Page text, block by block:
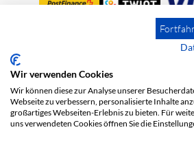
Impression
Protection des données
Wir verwenden Cookies
Wir können diese zur Analyse unserer
Webseite zu verbessern, personalisierte Inhalte
großartiges Webseiten-Erlebnis zu bieten. Für
uns verwendeten Cookies öffnen Sie die